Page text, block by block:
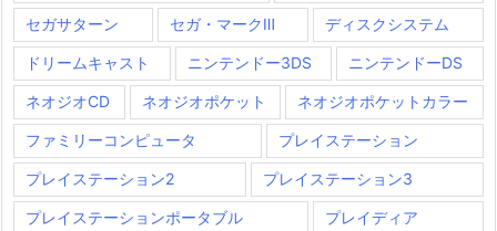
セガサターン セガ・マークⅢ ディスクシステム
ドリームキャスト ニンテンドー3DS ニンテンドーDS
ネオジオCD ネオジオポケット ネオジオポケットカラー
ファミリーコンピュータ プレイステーション
プレイステーション2 プレイステーション3
プレイステーションポータブル プレイディア